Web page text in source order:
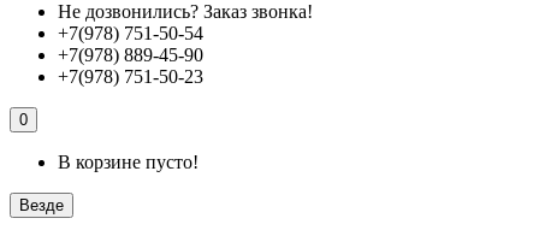
Не дозвонились? Заказ звонка!
+7(978) 751-50-54
+7(978) 889-45-90
+7(978) 751-50-23
0
В корзине пусто!
Везде